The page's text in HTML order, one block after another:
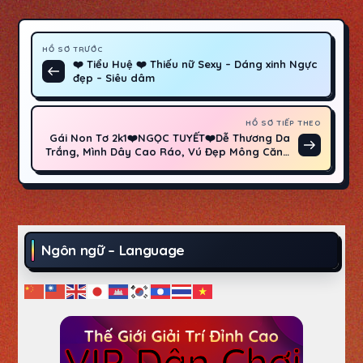
Đ
i
u
h
ư
ớ
Hồ
sơ
HỒ SƠ TRƯỚC
❤️ Tiểu Huệ ❤️ Thiếu nữ Sexy – Dáng xinh Ngực
đẹp – Siêu dâm
Hồ
sơ
tiếp
theo
HỒ SƠ TIẾP THEO
Gái Non Tơ 2k1❤️NGỌC TUYẾT❤️Dễ Thương Da
Trắng, Mình Dây Cao Ráo, Vú Đẹp Mông Căng
Ngôn ngữ – Language